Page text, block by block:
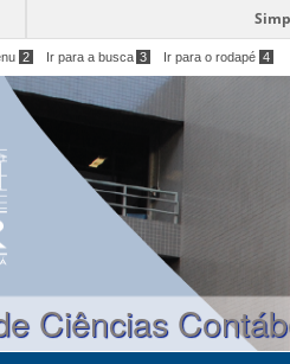
2 Ir para a busca 3 Ir para o rodapé 4
Ciências